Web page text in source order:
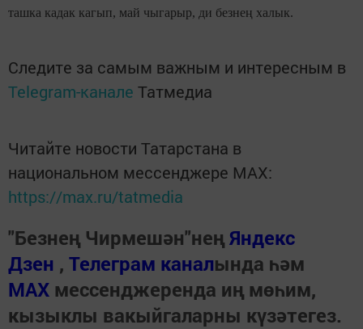
ташка кадак кагып, май чыгарыр, ди безнең халык.
Следите за самым важным и интересным в
Telegram-канале Татмедиа
Читайте новости Татарстана в
национальном мессенджере MАХ:
https://max.ru/tatmedia
"Безнең Чирмешән"неңЯндекс
Дзен , Телеграм каналында һәм
МАХ мессенджеренда иң мөһим,
кызыклы вакыйгаларны күзәтегез.